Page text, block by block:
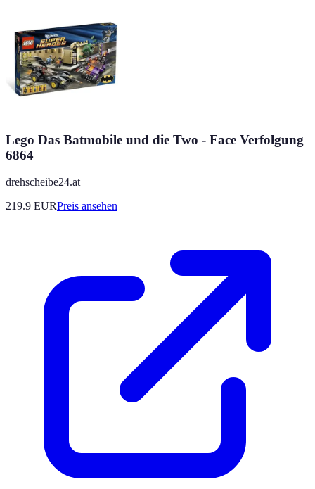
Lego Das Batmobile und die Two - Face Verfolgung
6864
drehscheibe24.at
219.9 EURPreis ansehen